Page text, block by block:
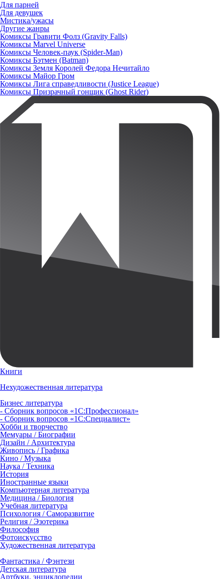
Для парней
Для девушек
Мистика/ужасы
Другие жанры
Комиксы Гравити Фолз (Gravity Falls)
Комиксы Marvel Universe
Комиксы Человек-паук (Spider-Man)
Комиксы Бэтмен (Batman)
Комиксы Земля Королей Федора Нечитайло
Комиксы Майор Гром
Комиксы Лига справедливости (Justice League)
Комиксы Призрачный гонщик (Ghost Rider)
Книги
Нехудожественная литература
Бизнес литература
- Сборник вопросов «1С:Профессионал»
- Сборник вопросов «1С:Специалист»
Хобби и творчество
Мемуары / Биографии
Дизайн / Архитектура
Живопись / Графика
Кино / Музыка
Наука / Техника
История
Иностранные языки
Компьютерная литература
Медицина / Биология
Учебная литература
Психология / Саморазвитие
Религия / Эзотерика
Философия
Фотоискусство
Художественная литература
Фантастика / Фэнтези
Детская литература
Артбуки, энциклопедии